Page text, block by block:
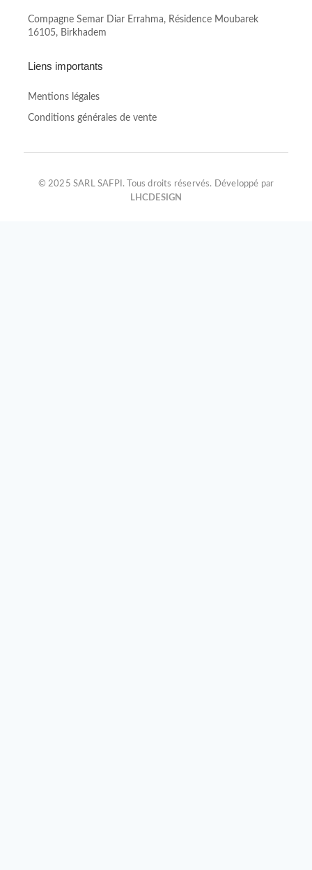
Compagne Semar Diar Errahma, Résidence Moubarek
16105, Birkhadem
Liens importants
Mentions légales
Conditions générales de vente
© 2025 SARL SAFPI. Tous droits réservés. Développé par
LHCDESIGN